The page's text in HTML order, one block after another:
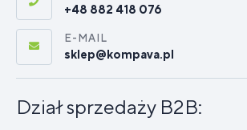
+48 882 418 076
E-MAIL
sklep@kompava.pl
Dział sprzedaży B2B: